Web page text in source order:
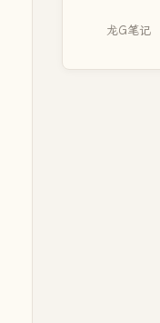
龙G笔记